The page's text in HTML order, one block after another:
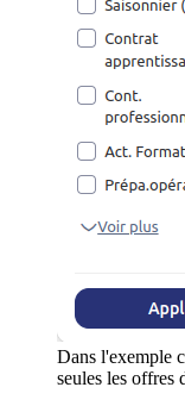
Dans l'exemple
seules les offres